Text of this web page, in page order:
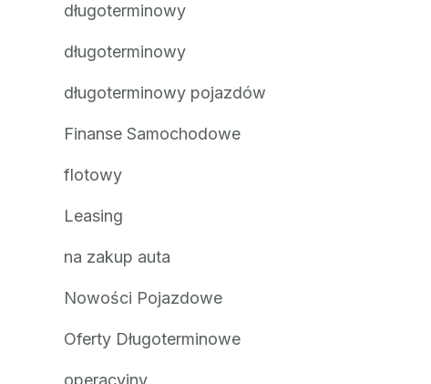
długoterminowy
długoterminowy
długoterminowy pojazdów
Finanse Samochodowe
flotowy
Leasing
na zakup auta
Nowości Pojazdowe
Oferty Długoterminowe